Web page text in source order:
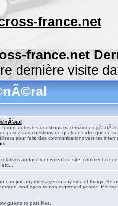
france.net
france.net
dernière visite
forum toutes les questions ou remarques
posez des questions de quelque ordre que ce
pour faire des communications vers les
au fonctionnement du site: comment creer
can put any messages in any kind of things. Be
and open to non-registered people. If it
guests to post files.